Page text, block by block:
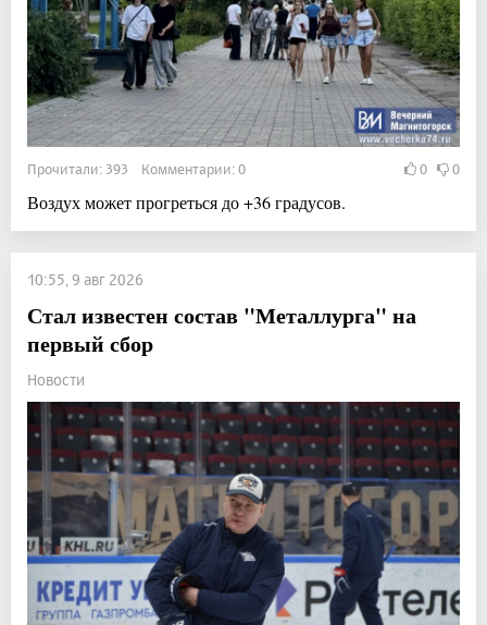
Прочитали: 393 Комментарии: 0 0 0
Воздух может прогреться до +36 градусов.
10:55, 9 авг 2026
Стал известен состав "Металлурга" на
первый сбор
Новости